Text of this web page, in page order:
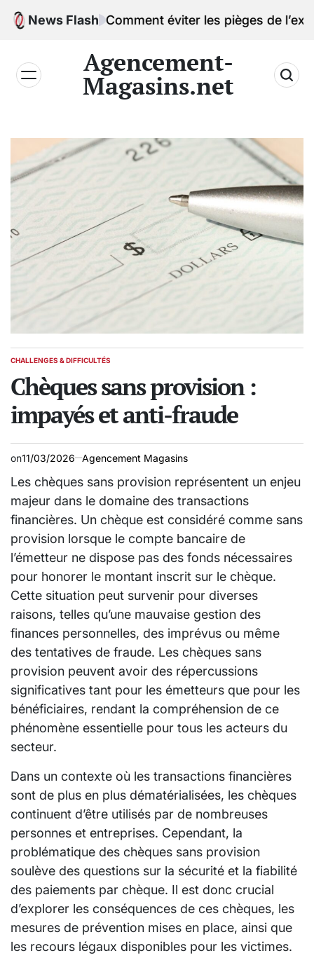
Skip
News Flash
Comment éviter les pièges de l’excès de
Agencement-
Magasins.net
POSTED
CHALLENGES & DIFFICULTÉS
Chèques sans provision :
impayés et anti-fraude
on11/03/2026 Agencement Magasins
Les chèques sans provision représentent un enjeu
majeur dans le domaine des transactions
financières. Un chèque est considéré comme sans
provision lorsque le compte bancaire de
l’émetteur ne dispose pas des fonds nécessaires
pour honorer le montant inscrit sur le chèque.
Cette situation peut survenir pour diverses
raisons, telles qu’une mauvaise gestion des
finances personnelles, des imprévus ou même
des tentatives de fraude. Les chèques sans
provision peuvent avoir des répercussions
significatives tant pour les émetteurs que pour les
bénéficiaires, rendant la compréhension de ce
phénomène essentielle pour tous les acteurs du
secteur.
Dans un contexte où les transactions financières
sont de plus en plus dématérialisées, les chèques
continuent d’être utilisés par de nombreuses
personnes et entreprises. Cependant, la
problématique des chèques sans provision
soulève des questions sur la sécurité et la fiabilité
des paiements par chèque. Il est donc crucial
d’explorer les conséquences de ces chèques, les
mesures de prévention mises en place, ainsi que
les recours légaux disponibles pour les victimes.